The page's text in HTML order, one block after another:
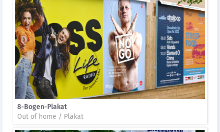
8-Bogen-Plakat
Out of home / Plakat